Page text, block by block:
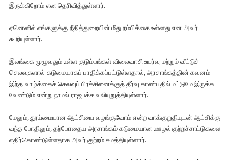
இருக்கிறோம் என தெரிவித்துள்ளார்.
ஏனெனில் எங்களுக்கு நீதித்துறையின் மீது நம்பிக்கை உள்ளது என அவர்
கூறியுள்ளார்.
இலங்கை முழுவதும் உள்ள குடும்பங்கள் விலைவாசி உயர்வு மற்றும் வீட்டுச்
செலவுகளால் கடுமையாகப் பாதிக்கப்பட்டுள்ளதால், அரசாங்கத்தின் கவனம்
இந்த வாழ்க்கைச் செலவுப் பிரச்சினைக்குத் தீர்வு காண்பதில் மட்டுமே இருக்க
வேண்டும் என்று நாமல் ராஜபக்ச வலியுறுத்தியுள்ளார்.
மேலும், தூய்மையான ஆட்சியை வழங்குவோம் என்ற வாக்குறுதியுடன் ஆட்சிக்கு
வந்த போதிலும், தற்போதைய அரசாங்கம் கடுமையான ஊழல் குற்றச்சாட்டுகளை
எதிர்கொண்டுள்ளதாக அவர் குற்றம் சுமத்தியுள்ளார்.